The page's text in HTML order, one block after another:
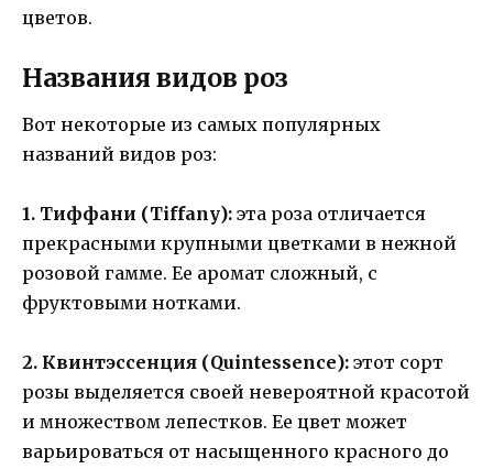
цветов.
Названия видов роз
Вот некоторые из самых популярных
названий видов роз:
1. Тиффани (Tiffany): эта роза отличается
прекрасными крупными цветками в нежной
розовой гамме. Ее аромат сложный, с
фруктовыми нотками.
2. Квинтэссенция (Quintessence): этот сорт
розы выделяется своей невероятной красотой
и множеством лепестков. Ее цвет может
варьироваться от насыщенного красного до